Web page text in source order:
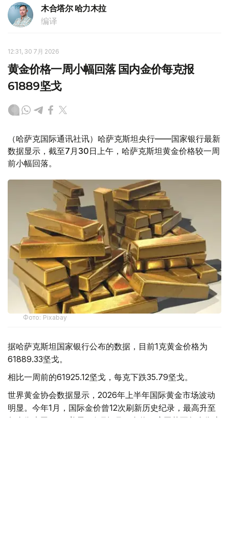
木合塔尔 哈力木拉
编译
12:31, 30 7月 2026
黄金价格一周小幅回落 国内金价每克报
61889坚戈
（哈萨克国际通讯社讯）哈萨克斯坦央行——国家银行最新
数据显示，截至7月30日上午，哈萨克斯坦黄金价格较一周
前小幅回落。
Фото: Pixabay
据哈萨克斯坦国家银行公布的数据，目前1克黄金价格为
61889.33坚戈。
相比一周前的61925.12坚戈，每克下跌35.79坚戈。
世界黄金协会数据显示，2026年上半年国际黄金市场波动
明显。今年1月，国际金价曾12次刷新历史纪录，最高升至
每金衡盎司5405美元；但到6月，金价一度回落至每金衡盎